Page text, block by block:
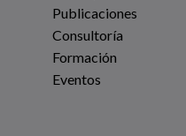
Publicaciones
Consultoría
Formación
Eventos